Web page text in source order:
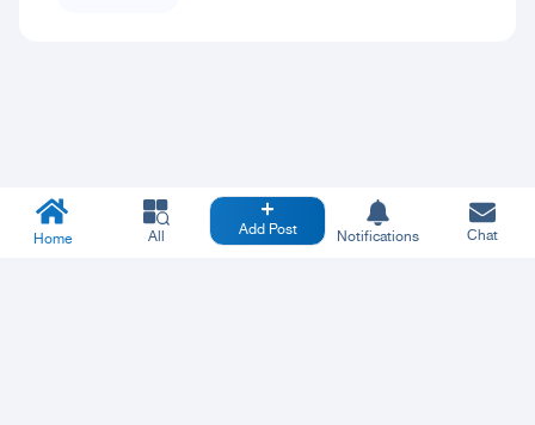
Home All Add Post Notifications Chat